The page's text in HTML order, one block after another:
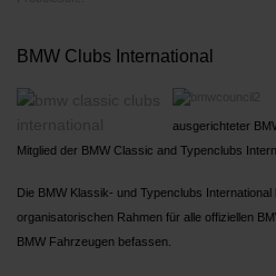
BMW Clubs International
ausgerichteter
Mitglied der BMW Classic and Typenclubs
Die BMW Klassik- und Typenclubs
organisatorischen Rahmen für alle offiziellen
BMW Fahrzeugen befassen.